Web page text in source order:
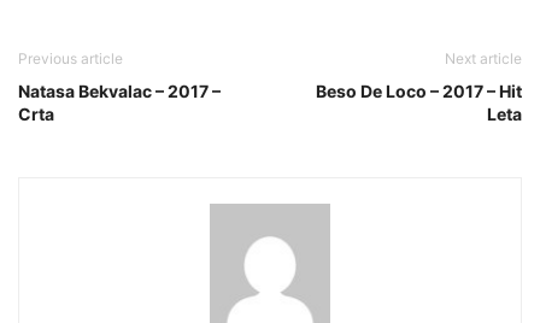
Previous article
Natasa Bekvalac – 2017 –
Crta
Next article
Beso De Loco – 2017 – Hit
Leta